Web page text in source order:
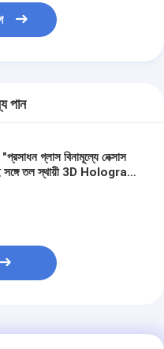
পান
গ্লাস বিনামূল্যে নেক্সাস
তল স্থায়ী 3D Hologram